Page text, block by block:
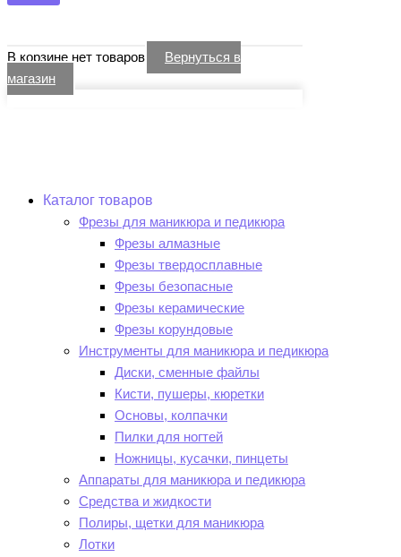
В корзине нет товаров
Вернуться в
магазин
Каталог товаров
Фрезы для маникюра и педикюра
Фрезы алмазные
Фрезы твердосплавные
Фрезы безопасные
Фрезы керамические
Фрезы корундовые
Инструменты для маникюра и педикюра
Диски, сменные файлы
Кисти, пушеры, кюретки
Основы, колпачки
Пилки для ногтей
Ножницы, кусачки, пинцеты
Аппараты для маникюра и педикюра
Средства и жидкости
Полиры, щетки для маникюра
Лотки